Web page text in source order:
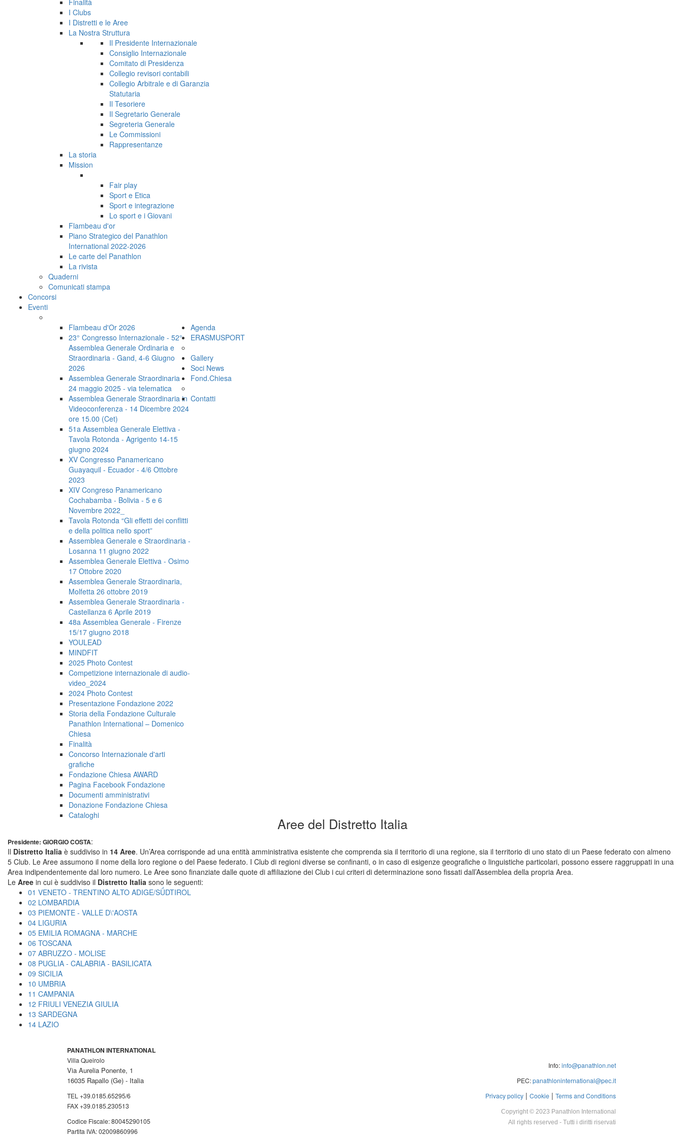
I Clubs
I Distretti e le Aree
La Nostra Struttura
Il Presidente Internazionale
Consiglio Internazionale
Comitato di Presidenza
Collegio revisori contabili
Collegio Arbitrale e di Garanzia
Statutaria
Il Tesoriere
Il Segretario Generale
Segreteria Generale
Le Commissioni
Rappresentanze
La storia
Mission
Fair play
Sport e Etica
Sport e integrazione
Lo sport e i Giovani
Flambeau d'or
Piano Strategico del Panathlon
International 2022-2026
Le carte del Panathlon
La rivista
Quaderni
Comunicati stampa
Concorsi
Eventi
Flambeau d'Or 2026
23° Congresso Internazionale - 52°
Assemblea Generale Ordinaria e
Straordinaria - Gand, 4-6 Giugno
2026
Assemblea Generale Straordinaria -
24 maggio 2025 - via telematica
Assemblea Generale Straordinaria in
Videoconferenza - 14 Dicembre 2024
ore 15.00 (Cet)
51a Assemblea Generale Elettiva -
Tavola Rotonda - Agrigento 14-15
giugno 2024
XV Congresso Panamericano
Guayaquil - Ecuador - 4/6 Ottobre
2023
XIV Congreso Panamericano
Cochabamba - Bolivia - 5 e 6
Novembre 2022_
Tavola Rotonda “Gli effetti dei conflitti
e della politica nello sport”
Assemblea Generale e Straordinaria -
Losanna 11 giugno 2022
Assemblea Generale Elettiva - Osimo
17 Ottobre 2020
Assemblea Generale Straordinaria,
Molfetta 26 ottobre 2019
Assemblea Generale Straordinaria -
Castellanza 6 Aprile 2019
48a Assemblea Generale - Firenze
15/17 giugno 2018
Agenda
ERASMUSPORT
YOULEAD
MINDFIT
Gallery
Soci News
Fond.Chiesa
2025 Photo Contest
Competizione internazionale di audio-
video_2024
2024 Photo Contest
Presentazione Fondazione 2022
Storia della Fondazione Culturale
Panathlon International – Domenico
Chiesa
Finalità
Concorso Internazionale d'arti
grafiche
Fondazione Chiesa AWARD
Pagina Facebook Fondazione
Documenti amministrativi
Donazione Fondazione Chiesa
Cataloghi
Contatti
Aree del Distretto Italia
Presidente: GIORGIO COSTA:
Il Distretto Italia è suddiviso in 14 Aree. Un’Area corrisponde ad una entità amministrativa esistente che comprenda sia il territorio di una regione, sia il territorio di uno stato di un Paese federato con almeno
5 Club. Le Aree assumono il nome della loro regione o del Paese federato. I Club di regioni diverse se confinanti, o in caso di esigenze geografiche o linguistiche particolari, possono essere raggruppati in una
Area indipendentemente dal loro numero. Le Aree sono finanziate dalle quote di affiliazione dei Club i cui criteri di determinazione sono fissati dall’Assemblea della propria Area.
Le Aree in cui è suddiviso il Distretto Italia sono le seguenti:
01 VENETO - TRENTINO ALTO ADIGE/SǗDTIROL
02 LOMBARDIA
03 PIEMONTE - VALLE D\'AOSTA
04 LIGURIA
05 EMILIA ROMAGNA - MARCHE
06 TOSCANA
07 ABRUZZO - MOLISE
08 PUGLIA - CALABRIA - BASILICATA
09 SICILIA
10 UMBRIA
11 CAMPANIA
12 FRIULI VENEZIA GIULIA
13 SARDEGNA
14 LAZIO
PANATHLON INTERNATIONAL
Villa Queirolo
Via Aurelia Ponente, 1
16035 Rapallo (Ge) - Italia
TEL +39.0185.65295/6
FAX +39.0185.230513
Codice Fiscale: 80045290105
Partita IVA: 02009860996
Info:info@panathlon.net
PEC:panathloninternational@pec.it
Privacy policy | Cookie | Terms and Conditions
Copyright © 2023 Panathlon International
All rights reserved - Tutti i diritti riservati